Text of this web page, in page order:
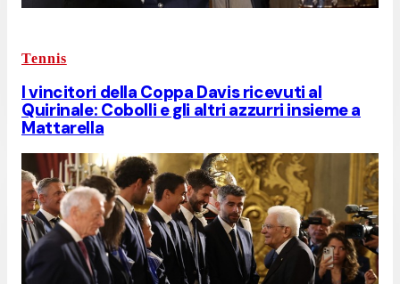
Tennis
I vincitori della Coppa Davis ricevuti al
Quirinale: Cobolli e gli altri azzurri insieme a
Mattarella